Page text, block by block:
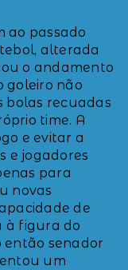
ao passado
alterada
o andamento
goleiro não
bolas recuadas
time. A
e evitar a
e jogadores
para
novas
de
à figura do
então senador
um